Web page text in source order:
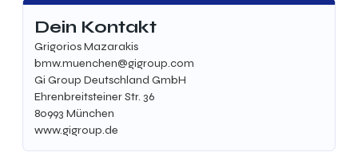
Dein Kontakt
Grigorios Mazarakis
bmw.muenchen@gigroup.com
Gi Group Deutschland GmbH
Ehrenbreitsteiner Str. 36
80993 München
www.gigroup.de